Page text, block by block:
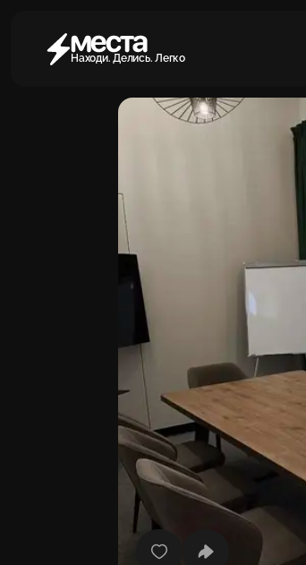
Находи. Делись. Легко